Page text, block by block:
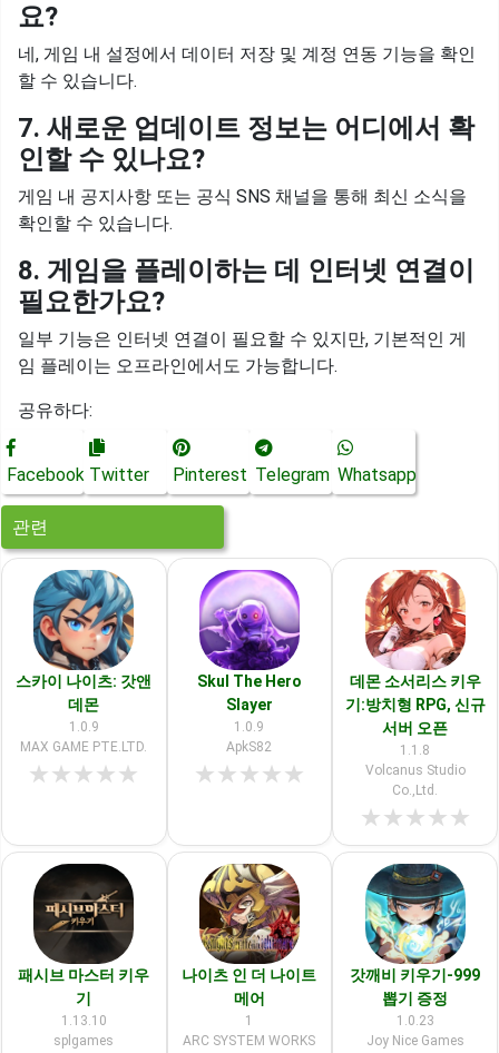
요?
네, 게임 내 설정에서 데이터 저장 및 계정 연동 기능을 확인
할 수 있습니다.
7. 새로운 업데이트 정보는 어디에서 확
인할 수 있나요?
게임 내 공지사항 또는 공식 SNS 채널을 통해 최신 소식을
확인할 수 있습니다.
8. 게임을 플레이하는 데 인터넷 연결이
필요한가요?
일부 기능은 인터넷 연결이 필요할 수 있지만, 기본적인 게
임 플레이는 오프라인에서도 가능합니다.
공유하다:
Facebook Twitter Pinterest Telegram Whatsapp
관련
스카이 나이츠: 갓앤
데몬
1.0.9
MAX GAME PTE.LTD.
★★★★★
Skul The Hero
Slayer
1.0.9
ApkS82
★★★★★
데몬 소서리스 키우
기:방치형 RPG, 신규
서버 오픈
1.1.8
Volcanus Studio
Co.,Ltd.
★★★★★
패시브 마스터 키우
기
1.13.10
splgames
나이츠 인 더 나이트
메어
1
ARC SYSTEM WORKS
갓깨비 키우기-999
뽑기 증정
1.0.23
Joy Nice Games